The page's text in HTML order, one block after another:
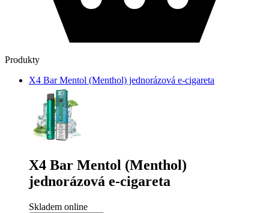
Produkty
X4 Bar Mentol (Menthol) jednorázová e-cigareta
X4 Bar Mentol (Menthol)
jednorázová e-cigareta
Skladem online